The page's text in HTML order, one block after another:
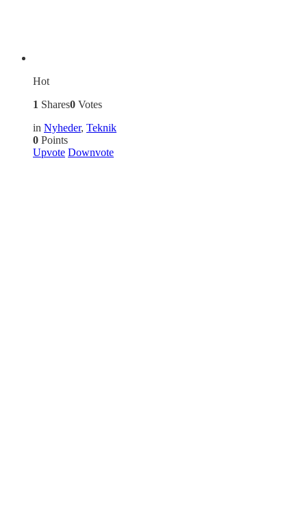
Hot
1 Shares0 Votes
in Nyheder, Teknik
0 Points
Upvote Downvote